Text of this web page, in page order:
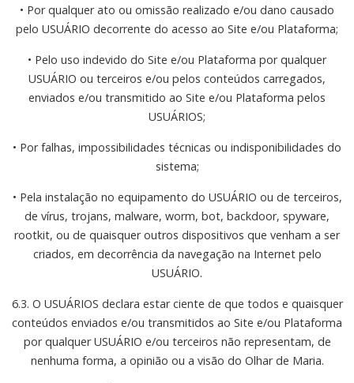
• Por qualquer ato ou omissão realizado e/ou dano causado
pelo USUÁRIO decorrente do acesso ao Site e/ou Plataforma;
• Pelo uso indevido do Site e/ou Plataforma por qualquer
USUÁRIO ou terceiros e/ou pelos conteúdos carregados,
enviados e/ou transmitido ao Site e/ou Plataforma pelos
USUÁRIOS;
• Por falhas, impossibilidades técnicas ou indisponibilidades do
sistema;
• Pela instalação no equipamento do USUÁRIO ou de terceiros,
de vírus, trojans, malware, worm, bot, backdoor, spyware,
rootkit, ou de quaisquer outros dispositivos que venham a ser
criados, em decorrência da navegação na Internet pelo
USUÁRIO.
6.3. O USUÁRIOS declara estar ciente de que todos e quaisquer
conteúdos enviados e/ou transmitidos ao Site e/ou Plataforma
por qualquer USUÁRIO e/ou terceiros não representam, de
nenhuma forma, a opinião ou a visão do Olhar de Maria.